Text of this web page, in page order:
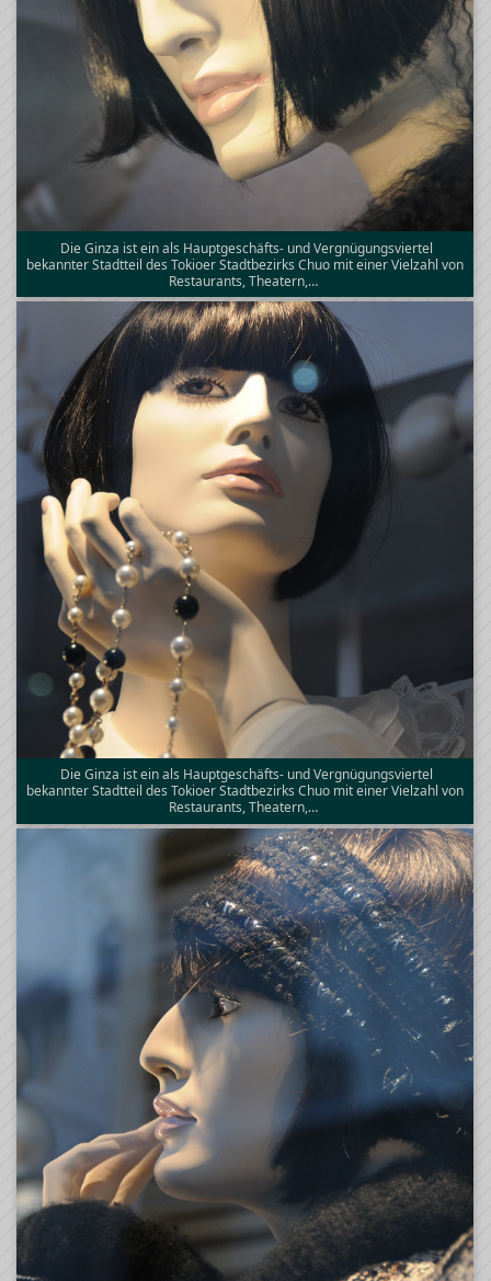
Die Ginza ist ein als Hauptgeschäfts- und Vergnügungsviertel
bekannter Stadtteil des Tokioer Stadtbezirks Chuo mit einer Vielzahl von
Restaurants, Theatern,…
Die Ginza ist ein als Hauptgeschäfts- und Vergnügungsviertel
bekannter Stadtteil des Tokioer Stadtbezirks Chuo mit einer Vielzahl von
Restaurants, Theatern,…